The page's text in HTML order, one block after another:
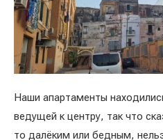
Наши апартаменты
ведущей к центру, так что
то далёким или бедным,